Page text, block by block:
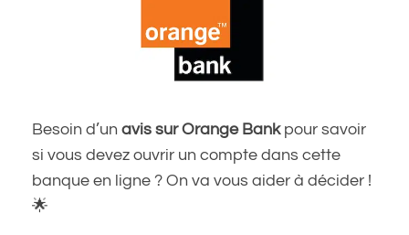
Besoin d’un avis sur Orange Bankpour savoir
si vous devez ouvrir un compte dans cette
banque en ligne ? On va vous aider à décider !
🌟